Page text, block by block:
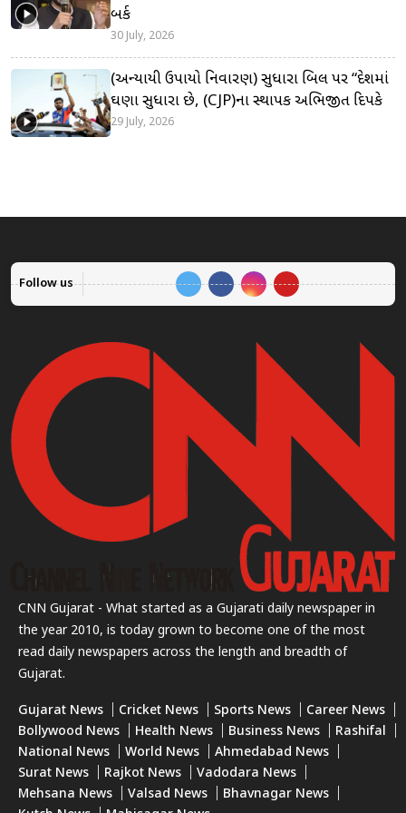
બર્ક
30 July, 2026
(અન્યાયી ઉપાયો નિવારણ) સુધારા બિલ પર “દેશમાં
ઘણા સુધારા છે, (CJP)ના સ્થાપક અભિજીત દિપકે
29 July, 2026
Follow us
CNN Gujarat - What started as a Gujarati daily newspaper in
the year 2010, is today grown to become one of the most
read daily newspapers across the length and breadth of
Gujarat.
Gujarat News Cricket News Sports News
Career News
Bollywood News
Health News Business News
Rashifal
National News
World News
Ahmedabad News
Surat News
Rajkot News
Vadodara News
Mehsana News
Valsad News
Bhavnagar News